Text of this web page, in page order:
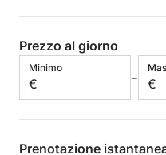
Prezzo al giorno
Minimo
€ - €
Prenotazione